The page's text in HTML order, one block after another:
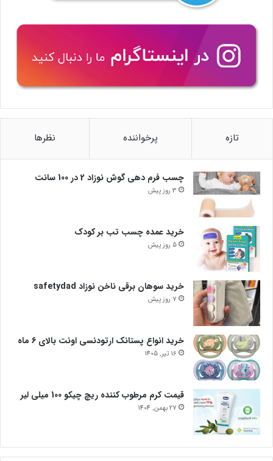
تازه پرخواننده نظرها
چسب فرم دهی گوش نوزاد 2 در 100 سانت
3 روز پیش
خرید عمده چسب تب بر کودک
5 روز پیش
خرید سوهان برقی ناخن نوزاد safetydad
7 روز پیش
خرید انواع پستانک ارتودنسی اونت بالای 6 ماه
16 تیر, 1405
قیمت کرم مرطوب کننده ریچ چیکو 100 میلی لیر
27 بهمن, 1404